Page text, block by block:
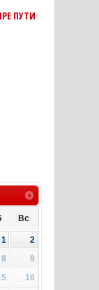
ПУТИ
Вс
1
2
8
9
16